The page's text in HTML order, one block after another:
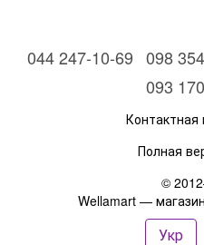
044 247-10-69 098
093
Полная
©
Wellamart —
Укр